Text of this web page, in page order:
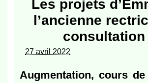
Les projets
l’ancienne
consultation
27 avril 2022
Augmentation, cours